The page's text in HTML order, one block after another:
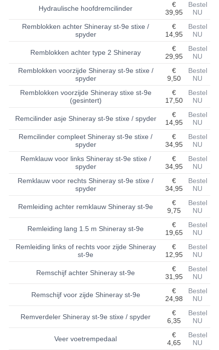
ONDERDELEN 50CC TOT 125CC
BASHAN 150CC
BASHAN 200S-7-200S-A
BRANDSTOF SYSTEEM
ELEKTRONICA
KABELS
KAPPEN EN FRAME
KETTING EN TANDWIELEN
KOEL SYSTEEM
MOTOR
VERLICHTING
Hydraulische hoofdremcilinder
€
39,95
Bestel
NU
Remblokken achter Shineray st-9e stixe /
spyder
€
14,95
Bestel
NU
Remblokken achter type 2 Shineray
€
29,95
Bestel
NU
Remblokken voorzijde Shineray st-9e stixe /
spyder
€
9,50
Bestel
NU
Remblokken voorzijde Shineray stixe st-9e
(gesintert)
€
17,50
Bestel
NU
Remcilinder asje Shineray st-9e stixe / spyder
€
14,95
Bestel
NU
Remcilinder compleet Shineray st-9e stixe /
spyder
€
34,95
Bestel
NU
Remklauw voor links Shineray st-9e stixe /
spyder
€
34,95
Bestel
NU
Remklauw voor rechts Shineray st-9e stixe /
spyder
€
34,95
Bestel
NU
Remleiding achter remklauw Shineray st-9e
€
9,75
Bestel
NU
Remleiding lang 1.5 m Shineray st-9e
€
19,65
Bestel
NU
Remleiding links of rechts voor zijde Shineray
st-9e
€
12,95
Bestel
NU
Remschijf achter Shineray st-9e
€
31,95
Bestel
NU
Remschijf voor zijde Shineray st-9e
€
24,98
Bestel
NU
Remverdeler Shineray st-9e stixe / spyder
€
6,35
Bestel
NU
Veer voetrempedaal
€
4,65
Bestel
NU